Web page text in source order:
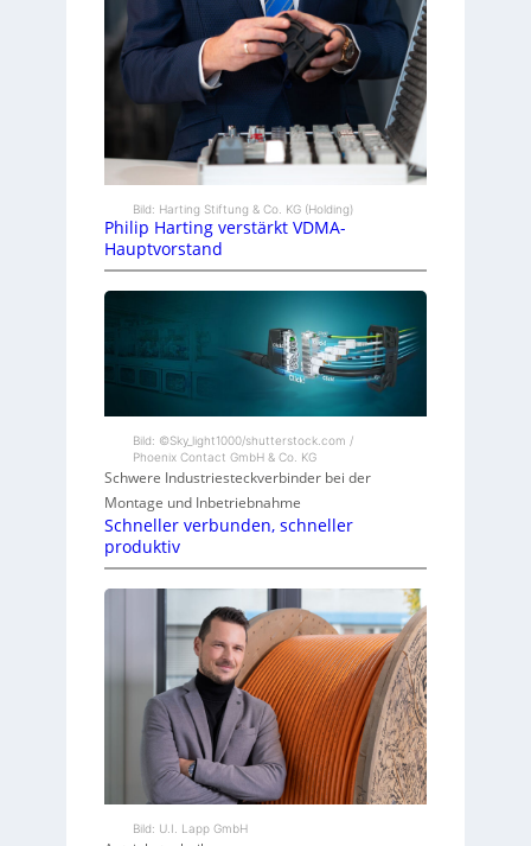
Bild: Harting Stiftung & Co. KG (Holding)
Philip Harting verstärkt VDMA-
Hauptvorstand
Bild: ©Sky_light1000/shutterstock.com /
Phoenix Contact GmbH & Co. KG
Schwere Industriesteckverbinder bei der
Montage und Inbetriebnahme
Schneller verbunden, schneller
produktiv
Bild: U.I. Lapp GmbH